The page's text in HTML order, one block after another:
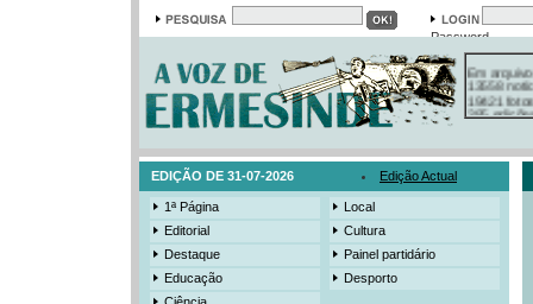
Password
Em arquivo
13558
19421
385
3206
EDIÇÃO DE 31-07-2026 Edição Actual
1ª Página
Editorial
Destaque
Educação
Local
Cultura
Painel partidário
Desporto